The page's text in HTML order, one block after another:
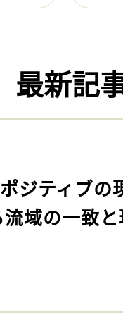
最新記
ジティブの
域の一致